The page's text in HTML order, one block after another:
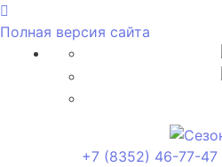
Полная версия сайта
+7 (8352) 46-77-47